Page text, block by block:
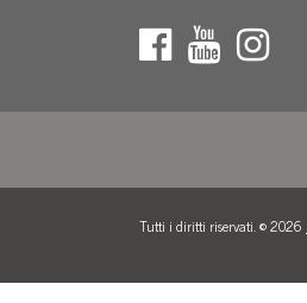
Tutti i diritti riservati. © 2026